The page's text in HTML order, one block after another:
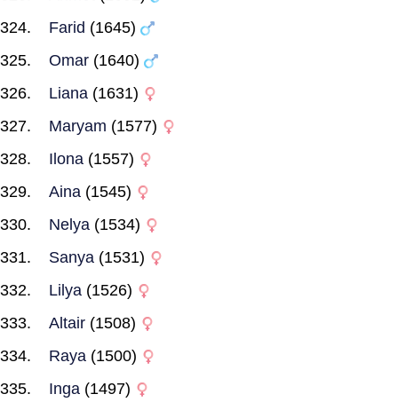
Farid (1645)
Omar (1640)
Liana (1631)
Maryam (1577)
Ilona (1557)
Aina (1545)
Nelya (1534)
Sanya (1531)
Lilya (1526)
Altair (1508)
Raya (1500)
Inga (1497)